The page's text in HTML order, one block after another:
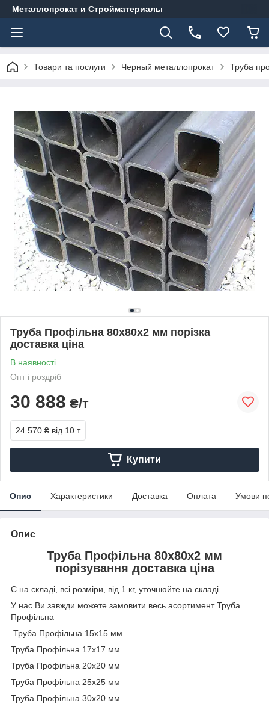
Металлопрокат и Стройматериалы
Товари та послуги Черный металлопрокат Труба
Труба Профільна 80х80х2 мм порізка
доставка ціна
В наявності
Опт і роздріб
30 888 ₴/т
24 570 ₴ від 10 т
Купити
Опис Характеристики Доставка Оплата Умови
Опис
Труба Профільна 80х80х2 мм
порізування доставка ціна
Є на складі, всі розміри, від 1 кг, уточнюйте на складі
У нас Ви завжди можете замовити весь асортимент Труба
Профільна
Труба Профільна 15х15 мм
Труба Профільна 17х17 мм
Труба Профільна 20х20 мм
Труба Профільна 25х25 мм
Труба Профільна 30х20 мм